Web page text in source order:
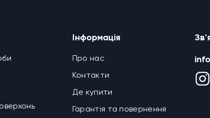
Інформація
Про нас
Контакти
Де купити
Гарантія та повернення